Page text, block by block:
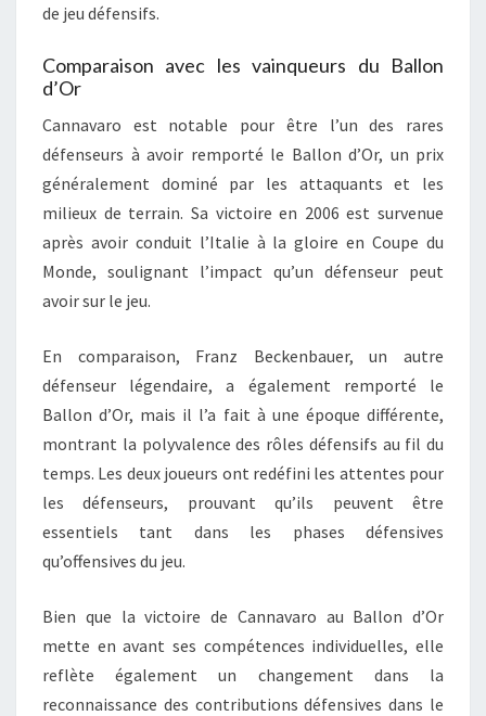
de jeu défensifs.
Comparaison avec les vainqueurs du Ballon
d’Or
Cannavaro est notable pour être l’un des rares
défenseurs à avoir remporté le Ballon d’Or, un prix
généralement dominé par les attaquants et les
milieux de terrain. Sa victoire en 2006 est survenue
après avoir conduit l’Italie à la gloire en Coupe du
Monde, soulignant l’impact qu’un défenseur peut
avoir sur le jeu.
En comparaison, Franz Beckenbauer, un autre
défenseur légendaire, a également remporté le
Ballon d’Or, mais il l’a fait à une époque différente,
montrant la polyvalence des rôles défensifs au fil du
temps. Les deux joueurs ont redéfini les attentes pour
les défenseurs, prouvant qu’ils peuvent être
essentiels tant dans les phases défensives
qu’offensives du jeu.
Bien que la victoire de Cannavaro au Ballon d’Or
mette en avant ses compétences individuelles, elle
reflète également un changement dans la
reconnaissance des contributions défensives dans le